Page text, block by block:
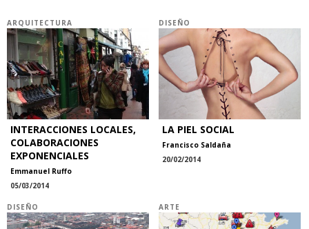
ENTREVISTAS
COLABORADORES
ARQUITECTURA
INTERACCIONES LOCALES,
COLABORACIONES
EXPONENCIALES
Emmanuel Ruffo
05/03/2014
DISEÑO
LA PIEL SOCIAL
Francisco Saldaña
20/02/2014
DISEÑO ARTE